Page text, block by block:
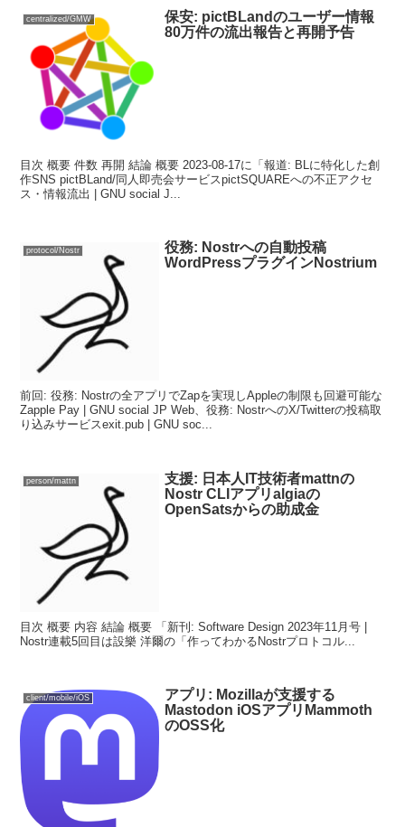
centralized/GMW
保安: pictBLandのユーザー情報
80万件の流出報告と再開予告
目次 概要 件数 再開 結論 概要 2023-08-17に「報道: BLに特化した創
作SNS pictBLand/同人即売会サービスpictSQUAREへの不正アクセ
ス・情報流出 | GNU social J...
protocol/Nostr
役務: Nostrへの自動投稿
WordPressプラグインNostrium
前回: 役務: Nostrの全アプリでZapを実現しAppleの制限も回避可能な
Zapple Pay | GNU social JP Web、役務: NostrへのX/Twitterの投稿取
り込みサービスexit.pub | GNU soc...
person/mattn
支援: 日本人IT技術者mattnの
Nostr CLIアプリalgiaの
OpenSatsからの助成金
目次 概要 内容 結論 概要 「新刊: Software Design 2023年11月号 |
Nostr連載5回目は設樂 洋爾の「作ってわかるNostrプロトコル...
client/mobile/iOS
アプリ: Mozillaが支援する
Mastodon iOSアプリMammoth
のOSS化